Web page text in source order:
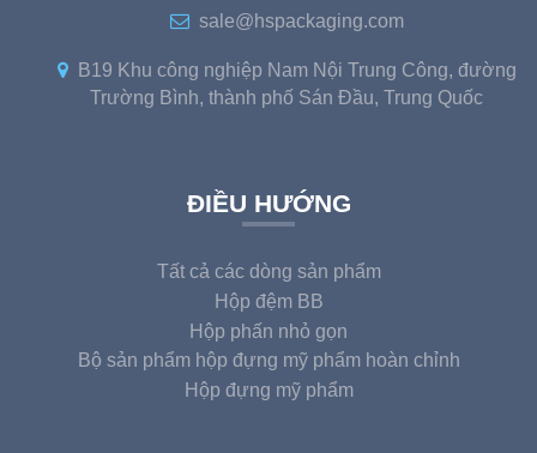
sale@hspackaging.com
B19 Khu công nghiệp Nam Nội Trung Công, đường
Trường Bình, thành phố Sán Đầu, Trung Quốc
ĐIỀU HƯỚNG
Tất cả các dòng sản phẩm
Hộp đệm BB
Hộp phấn nhỏ gọn
Bộ sản phẩm hộp đựng mỹ phẩm hoàn chỉnh
Hộp đựng mỹ phẩm